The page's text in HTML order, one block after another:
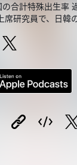
の合計特殊出生率
席研究員で、日韓